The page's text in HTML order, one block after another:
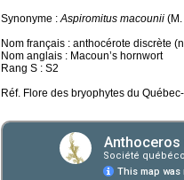
Synonyme :Aspiromitus macounii
Nom français : anthocérote discrète
Nom anglais : Macoun’s hornwort
Rang S : S2
Réf. Flore des bryophytes du